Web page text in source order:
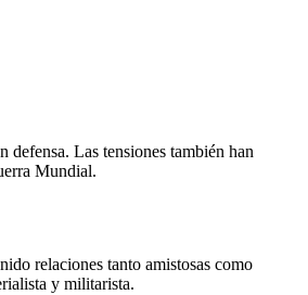
defensa. Las tensiones también han
Mundial.
relaciones tanto amistosas como
y militarista.